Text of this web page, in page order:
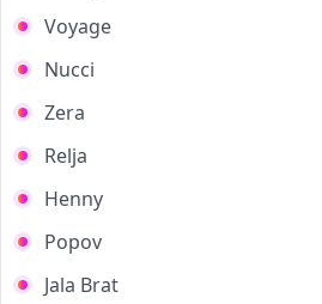
Voyage
Nucci
Zera
Relja
Henny
Popov
Jala Brat